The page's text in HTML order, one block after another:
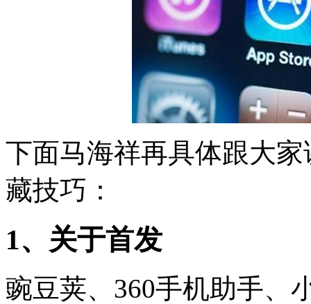
下面马海祥再具体跟大
藏技巧：
1、关于首发
豌豆荚、360手机助手、